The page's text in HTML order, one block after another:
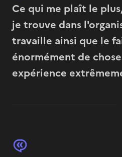
Ce qui me plaît le
je trouve dans
travaille ainsi que le
énormément de
expérience